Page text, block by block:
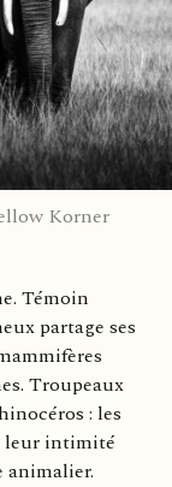
Korner
Témoin
partage ses
Troupeaux
: les
leur intimité
animalier.